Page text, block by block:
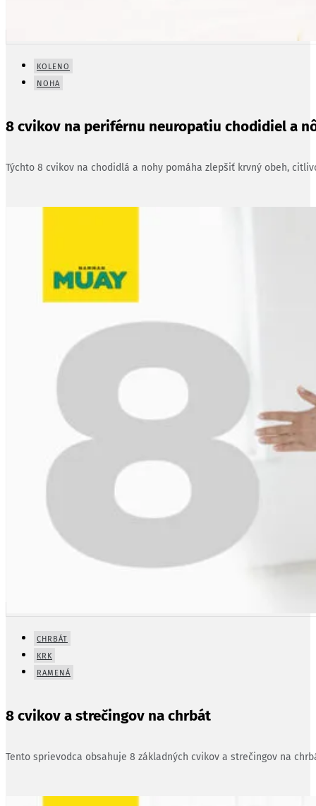
KOLENO
NOHA
8 cvikov na periférnu neuropatiu chodidiel a
Týchto 8 cvikov na chodidlá a nohy pomáha zlepšiť krvný obeh,
CHRBÁT
KRK
RAMENÁ
8 cvikov a strečingov na chrbát
Tento sprievodca obsahuje 8 základných cvikov a strečingov na